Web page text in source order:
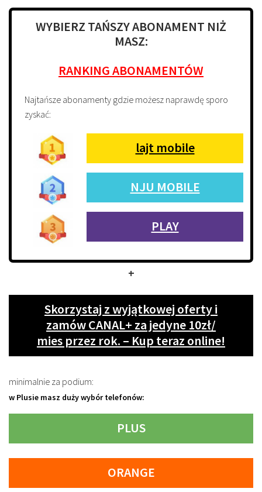
WYBIERZ TAŃSZY ABONAMENT NIŻ
MASZ:
RANKING ABONAMENTÓW
Najtańsze abonamenty gdzie możesz naprawdę sporo
zyskać:
lajt mobile
NJU MOBILE
PLAY
+
Skorzystaj z wyjątkowej oferty i
zamów CANAL+ za jedyne 10zł/
mies przez rok. – Kup teraz online!
minimalnie za podium:
w Plusie masz duży wybór telefonów:
PLUS
ORANGE